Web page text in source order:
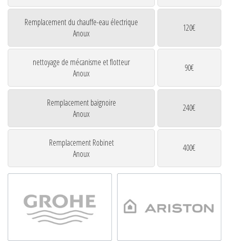
Remplacement du chauffe-eau électrique
Anoux
120€
nettoyage de mécanisme et flotteur
Anoux
90€
Remplacement baignoire
Anoux
240€
Remplacement Robinet
Anoux
400€